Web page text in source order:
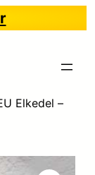
Elkedel –